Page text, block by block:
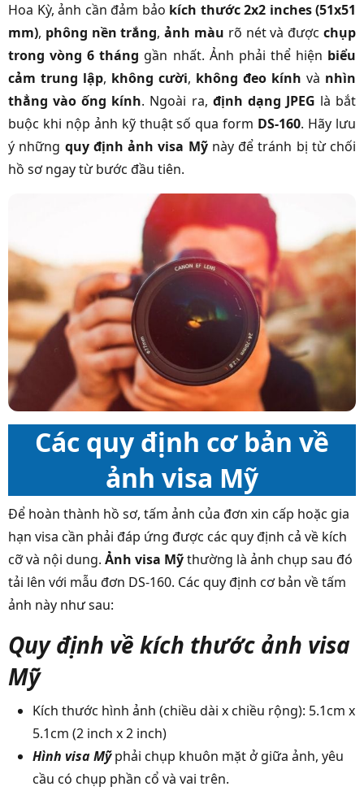
Hoa Kỳ, ảnh cần đảm bảo kích thước 2x2 inches (51x51
mm), phông nền trắng,ảnh màu rõ nét và đượcchụp
trong vòng 6 tháng gần nhất. Ảnh phải thể hiện biểu
cảm trung lập, không cười, không đeo kính và nhìn
thẳng vào ống kính. Ngoài ra, định dạng JPEG là bắt
buộc khi nộp ảnh kỹ thuật số qua form DS-160. Hãy lưu
ý những quy định ảnh visa Mỹnày để tránh bị từ chối
hồ sơ ngay từ bước đầu tiên.
Các quy định cơ bản về
ảnh visa Mỹ
Để hoàn thành hồ sơ, tấm ảnh của đơn xin cấp hoặc gia
hạn visa cần phải đáp ứng được các quy định cả về kích
cỡ và nội dung. Ảnh visa Mỹthường là ảnh chụp sau đó
tải lên với mẫu đơn DS-160. Các quy định cơ bản về tấm
ảnh này như sau:
Quy định về kích thước ảnh visa
Mỹ
Kích thước hình ảnh (chiều dài x chiều rộng): 5.1cm x
5.1cm (2 inch x 2 inch)
Hình visa Mỹphải chụp khuôn mặt ở giữa ảnh, yêu
cầu có chụp phần cổ và vai trên.